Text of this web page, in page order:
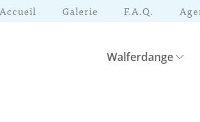
Accueil Galerie F.A.Q.
Walferdange